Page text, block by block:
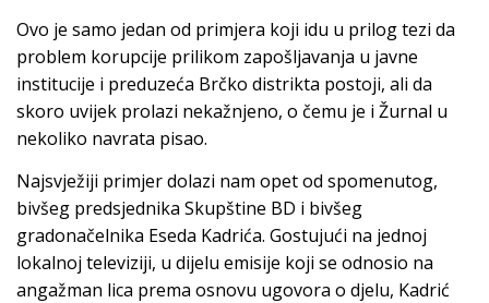
Ovo je samo jedan od primjera koji idu u prilog tezi da
problem korupcije prilikom zapošljavanja u javne
institucije i preduzeća Brčko distrikta postoji, ali da
skoro uvijek prolazi nekažnjeno, o čemu je i Žurnal u
nekoliko navrata pisao.
Najsvježiji primjer dolazi nam opet od spomenutog,
bivšeg predsjednika Skupštine BD i bivšeg
gradonačelnika Eseda Kadrića. Gostujući na jednoj
lokalnoj televiziji, u dijelu emisije koji se odnosio na
angažman lica prema osnovu ugovora o djelu, Kadrić